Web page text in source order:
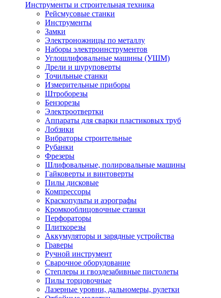
Инструменты и строительная техника
Рейсмусовые станки
Инструменты
Замки
Электроножницы по металлу
Наборы электроинструментов
Углошлифовальные машины (УШМ)
Дрели и шуруповерты
Точильные станки
Измерительные приборы
Штроборезы
Бензорезы
Электроотвертки
Аппараты для сварки пластиковых труб
Лобзики
Вибраторы строительные
Рубанки
Фрезеры
Шлифовальные, полировальные машины
Гайковерты и винтоверты
Пилы дисковые
Компрессоры
Краскопульты и аэрографы
Кромкооблицовочные станки
Перфораторы
Плиткорезы
Аккумуляторы и зарядные устройства
Граверы
Ручной инструмент
Сварочное оборудование
Степлеры и гвоздезабивные пистолеты
Пилы торцовочные
Лазерные уровни, дальномеры, рулетки